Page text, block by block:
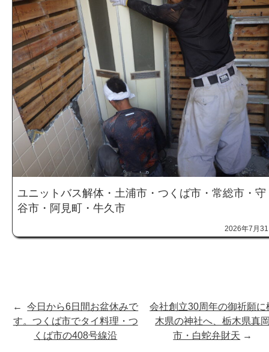
ユニットバス解体・土浦市・つくば市・常総市・守
谷市・阿見町・牛久市
2026年7月
←今日から6日間お盆休みで
す。つくば市でタイ料理・つ
くば市の408号線沿
会社創立30周年の御祈願に
木県の神社へ、栃木県真
市・白蛇弁財天 →